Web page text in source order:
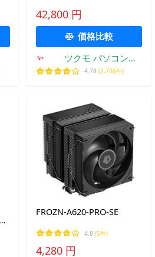
42,800 円
価格比較
ツクモ パソコン
Yahoo!店
4.78 (2,706件)
FROZN-A620-PRO-SE
4.8 (5件)
4,280 円